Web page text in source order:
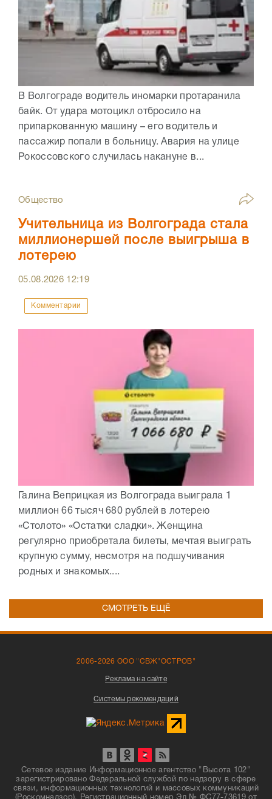
В Волгограде водитель иномарки протаранила
байк. От удара мотоцикл отбросило на
припаркованную машину – его водитель и
пассажир попали в больницу. Авария на улице
Рокоссовского случилась накануне в...
Общество
Учительница из Волгограда стала
миллионершей после выигрыша в
лотерею
05.08.2026 12:19
Комментарии
Галина Веприцкая из Волгограда выиграла 1
миллион 66 тысяч 680 рублей в лотерею
«Столото» «Остатки сладки». Женщина
регулярно приобретала билеты, мечтая выиграть
крупную сумму, несмотря на подшучивания
родных и знакомых....
СМОТРЕТЬ ЕЩЁ
2006-2026 ООО "СВЖ"ОСТРОВ"
Реклама на сайте
Системы рекомендаций
Сетевое издание Информационное агентство "Высота 102"
зарегистрировано Федеральной службой по надзору в сфере
связи, информационных технологий и массовых коммуникаций